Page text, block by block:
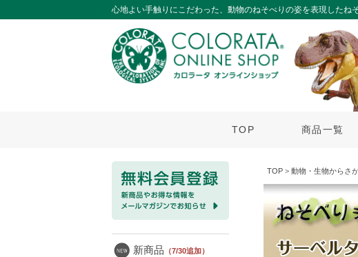
心地よい手触りにこだわった、動物のねそべりの姿を表現した
TOP 商品一覧
新商品 （7/30追加）
TOP > 動物・生物からさ